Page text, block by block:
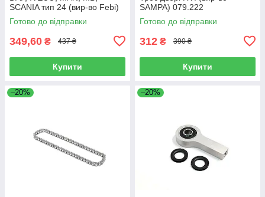
SCANIA тип 24 (вир-во Febi)
07103
Готово до відправки
349,60 ₴ 437 ₴
Купити
SAMPA) 079.222
Готово до відправки
312 ₴ 390 ₴
Купити
–20% –20%